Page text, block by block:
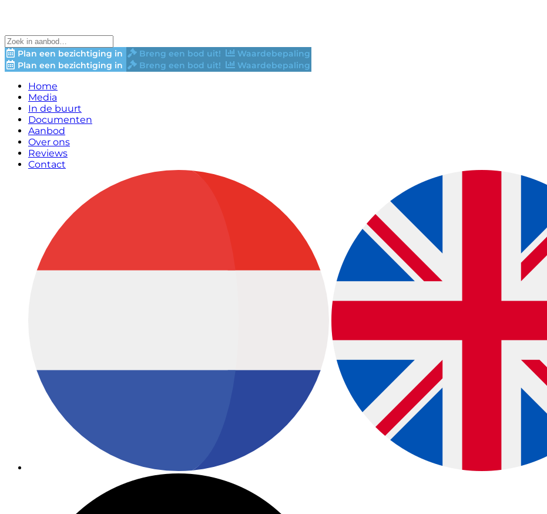
Plan een bezichtiging in Breng een bod uit!
Waardebepaling
Plan een bezichtiging in
Breng een bod uit! Waardebepaling
Home
Media
In de buurt
Documenten
Aanbod
Over ons
Reviews
Contact